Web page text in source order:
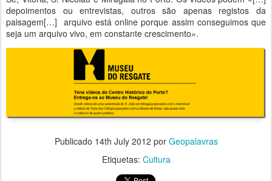
depoimentos ou entrevistas, outros são apenas registos da
paisagem[…] arquivo está online porque assim conseguimos que
seja um arquivo vivo, em constante crescimento».
Publicado 14th July 2012 por Geopalavras
Etiquetas: Cultura